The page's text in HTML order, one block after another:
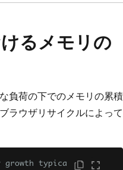
るメモリの
負荷の下でのメモリの累積
ラウザリサイクルによって
growth typica